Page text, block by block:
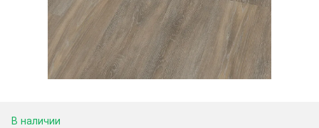
В наличии